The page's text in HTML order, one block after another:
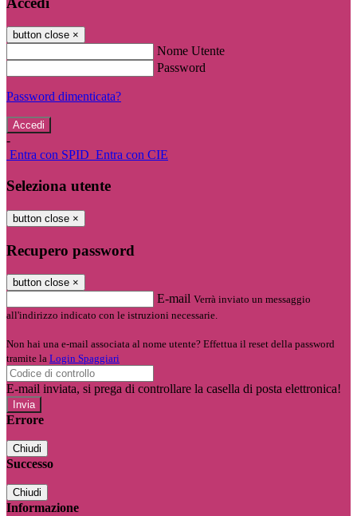
button close ×
Nome Utente
Password
Password dimenticata?
-
Entra con SPID Entra con CIE
Seleziona utente
button close ×
Recupero password
button close ×
E-mail Verrà inviato un messaggio
all'indirizzo indicato con le istruzioni necessarie.
Non hai una e-mail associata al nome utente? Effettua il reset della password
tramite la Login Spaggiari
E-mail inviata, si prega di controllare la casella di posta elettronica!
Errore
Chiudi
Successo
Chiudi
Informazione